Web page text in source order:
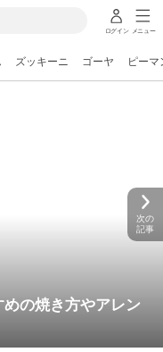
ログイン メニュー
ズッキーニ ゴーヤ ピーマ
の焼き方やアレン
次の
記事